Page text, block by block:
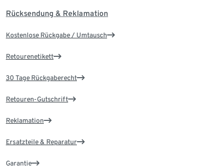
Rücksendung & Reklamation
Kostenlose Rückgabe / Umtausch
Retourenetikett
30 Tage Rückgaberecht
Retouren-Gutschrift
Reklamation
Ersatzteile & Reparatur
Garantie